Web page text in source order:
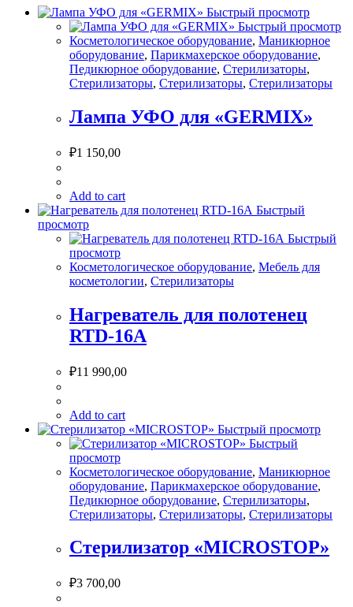
Быстрый просмотр
Быстрый просмотр
Косметологическое оборудование, Маникюрное
оборудование, Парикмахерское оборудование,
Педикюрное оборудование, Стерилизаторы,
Стерилизаторы, Стерилизаторы, Стерилизаторы
Лампа УФО для «GERMIX»
₽1 150,00
Add to cart
Быстрый
просмотр
Быстрый
просмотр
Косметологическое оборудование, Мебель для
косметологии, Стерилизаторы
Нагреватель для полотенец
RTD-16A
₽11 990,00
Add to cart
Быстрый просмотр
Быстрый
просмотр
Косметологическое оборудование, Маникюрное
оборудование, Парикмахерское оборудование,
Педикюрное оборудование, Стерилизаторы,
Стерилизаторы, Стерилизаторы, Стерилизаторы
Стерилизатор «MICROSTOP»
₽3 700,00